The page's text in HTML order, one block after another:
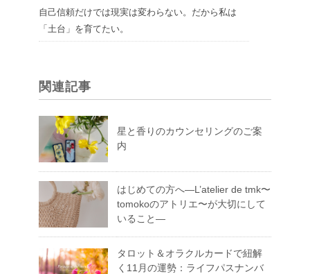
自己信頼だけでは現実は変わらない。だから私は
「土台」を育てたい。
関連記事
星と香りのカウンセリングのご案
内
はじめての方へ―L’atelier de tmk〜
tomokoのアトリエ〜が大切にして
いること―
タロット＆オラクルカードで紐解
く11月の運勢：ライフパスナンバ